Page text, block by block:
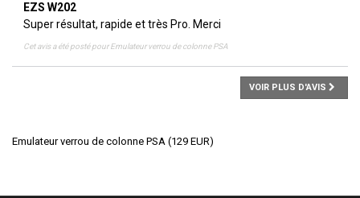
EZS W202
Super résultat, rapide et très Pro. Merci
Cet avis a été posté pourEmulateur verrou de colonne PSA
VOIR PLUS D'AVIS
Emulateur verrou de colonne PSA (129 EUR)